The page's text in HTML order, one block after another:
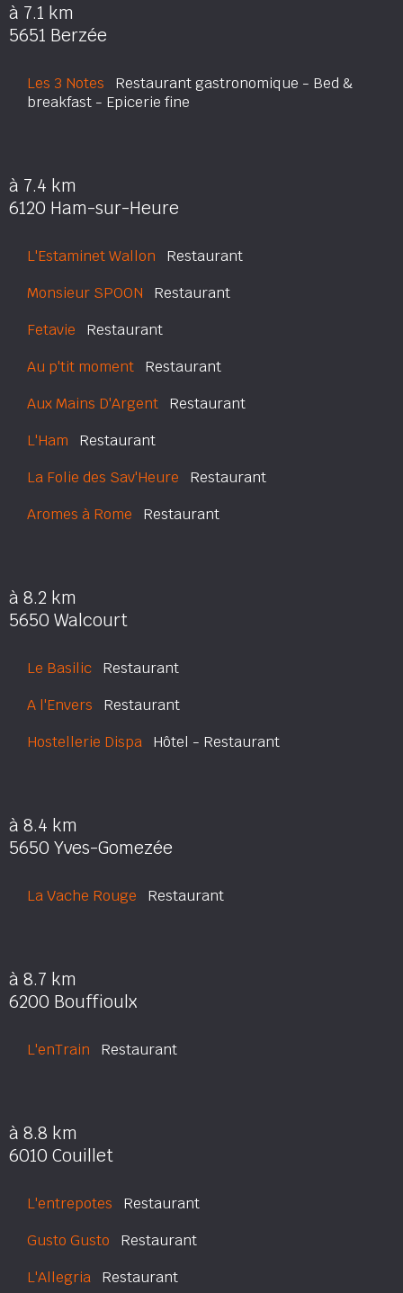
à 7.1 km
5651 Berzée
Les 3 Notes Restaurant gastronomique - Bed &
breakfast - Epicerie fine
à 7.4 km
6120 Ham-sur-Heure
L'Estaminet Wallon Restaurant
Monsieur SPOON Restaurant
Fetavie Restaurant
Au p'tit moment Restaurant
Aux Mains D'Argent Restaurant
L'Ham Restaurant
La Folie des Sav'Heure Restaurant
Aromes à Rome Restaurant
à 8.2 km
5650 Walcourt
Le Basilic Restaurant
A l'Envers Restaurant
Hostellerie Dispa Hôtel - Restaurant
à 8.4 km
5650 Yves-Gomezée
La Vache Rouge Restaurant
à 8.7 km
6200 Bouffioulx
L'enTrain Restaurant
à 8.8 km
6010 Couillet
L'entrepotes Restaurant
Gusto Gusto Restaurant
L'Allegria Restaurant